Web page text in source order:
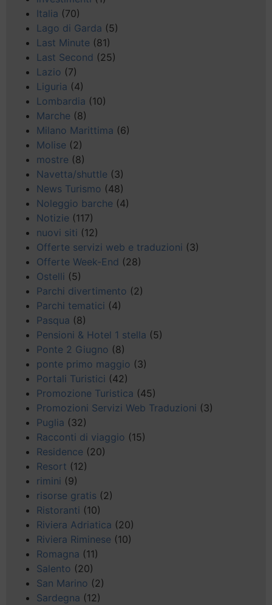
Italia (70)
Lago di Garda (5)
Last Minute (81)
Last Second (25)
Lazio (7)
Liguria (4)
Lombardia (10)
Marche (8)
Milano Marittima (6)
Molise (2)
mostre (8)
Navetta/shuttle (3)
News Turismo (48)
Noleggio barche (4)
Notizie (117)
nuovi siti (12)
Offerte servizi web e traduzioni (3)
Offerte Week-End (28)
Ostelli (5)
Parchi divertimento (2)
Parchi tematici (4)
Pasqua (8)
Pensioni & Hotel 1 stella (5)
Ponte 2 Giugno (8)
ponte primo maggio (3)
Portali Turistici (42)
Promozione Turistica (45)
Promozioni Servizi Web Traduzioni (3)
Puglia (32)
Racconti di viaggio (15)
Residence (20)
Resort (12)
rimini (9)
risorse gratis (2)
Ristoranti (10)
Riviera Adriatica (20)
Riviera Riminese (10)
Romagna (11)
Salento (20)
San Marino (2)
Sardegna (12)